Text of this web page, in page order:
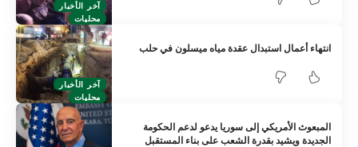
آخر الأخبار
محليات
آخر الأخبار
محليات
انتهاء أعمال استبدال عقدة مياه ميسلون في حلب
المبعوث الأمريكي إلى سوريا يدعو لدعم الحكومة
الجديدة ويشيد بقدرة الشعب على بناء المستقبل